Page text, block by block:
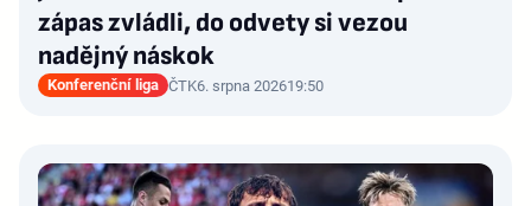
zápas zvládli, do odvety si vezou
nadějný náskok
Konferenční liga ČTK6. srpna 202619:50